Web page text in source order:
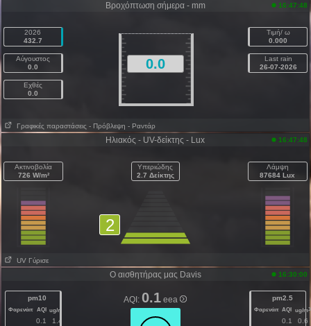
Βροχόπτωση σήμερα - mm 16:47:48
2026
432.7
Αύγουστος
0.0
Εχθές
0.0
0.0
Τιμή/ ω
0.000
Last rain
26-07-2026
Γραφικές παραστάσεις - Πρόβλεψη - Ραντάρ
Ηλιακός - UV-δείκτης - Lux 16:47:48
Ακτινοβολία
726 W/m²
Υπεριώδης
2.7 Δείκτης
2
Λάμψη
87684 Lux
UV Γύρισε
Ο αισθητήρας μας Davis 16:30:00
pm10
Φαρενάιτ AQI ug/m
0.1 1.4
AQI:0.1 eea pm2.5
Φαρενάιτ AQI ug/m3
0.1 0.6